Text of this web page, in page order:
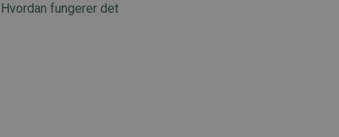
Hvordan fungerer det